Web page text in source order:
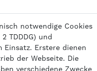
notwendige Cookies
TDDDG) und
Einsatz. Erstere dienen
der Webseite. Die
verschiedene Zwecke